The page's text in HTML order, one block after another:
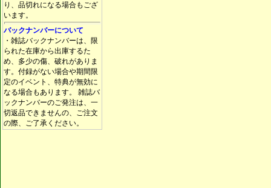
り、品切れになる場合もござ
います。
バックナンバーについて
・雑誌バックナンバーは、限
られた在庫から出庫するた
め、多少の傷、破れがありま
す。付録がない場合や期間限
定のイベント、特典が無効に
なる場合もあります。 雑誌バ
ックナンバーのご発注は、一
切返品できませんの、ご注文
の際、ご了承ください。